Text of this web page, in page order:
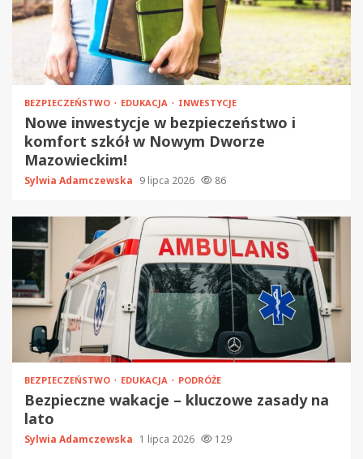
BEZPIECZEŃSTWO EDUKACJA INWESTYCJE
Nowe inwestycje w bezpieczeństwo i
komfort szkół w Nowym Dworze
Mazowieckim!
Sylwia Adamczewska 9 lipca 2026 86
BEZPIECZEŃSTWO EDUKACJA PODRÓŻE
Bezpieczne wakacje – kluczowe zasady na
lato
Sylwia Adamczewska 1 lipca 2026 129